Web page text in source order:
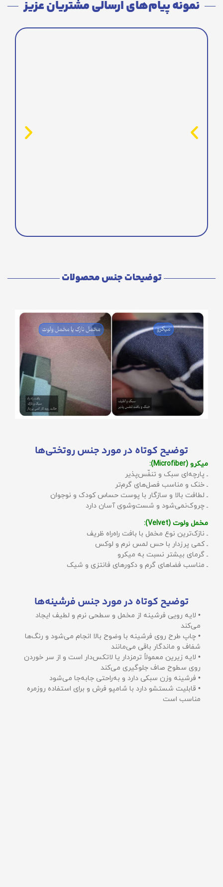
نمونه پیام‌های ارسالی مشتریان عزیز
توضیحات جنس محصولات
توضیح کوتاه در مورد جنس روتختی‌ها
میکرو (Microfiber):
ـ پارچه‌ای سبک و تنفّس‌پذیر
ـ خنک و مناسب فصل‌های گرم‌تر
ـ لطافت بالا و سازگار با پوست حساس کودک و نوجوان
ـ چروک‌نمی‌شود و شست‌وشوی آسان دارد
مخمل ولوت (Velvet):
ـ نازک‌ترین نوع مخمل با بافت راه‌راه ظریف
ـ کمی پرزدار با حس لمس نرم و لوکس
ـ گرمای بیشتر نسبت به میکرو
ـ مناسب فضاهای گرم و دکورهای فانتزی و شیک
توضیح کوتاه در مورد جنس فرشینه‌ها
• لایه رویی فرشینه از مخمل و سطحی نرم و لطیف ایجاد
می‌کند
• چاپ طرح روی فرشینه با وضوح بالا انجام می‌شود و رنگ‌ها
شفاف و ماندگار باقی می‌مانند
• لایه زیرین معمولاً ترمزدار یا لاتکس‌دار است و از سر خوردن
روی سطوح صاف جلوگیری می‌کند
• فرشینه وزن سبکی دارد و به‌راحتی جابه‌جا می‌شود
• قابلیت شستشو دارد با شامپو فرش و برای استفاده روزمره
مناسب است